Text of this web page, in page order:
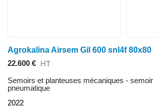
Agrokalina Airsem Gil 600 snl4f 80x80
22.600 € HT
Semoirs et planteuses mécaniques - semoir
pneumatique
2022